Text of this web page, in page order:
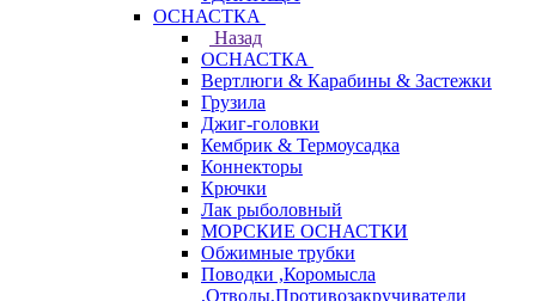
ОСНАСТКА
Назад
ОСНАСТКА
Вертлюги & Карабины & Застежки
Грузила
Джиг-головки
Кембрик & Термоусадка
Коннекторы
Крючки
Лак рыболовный
МОРСКИЕ ОСНАСТКИ
Обжимные трубки
Поводки ,Коромысла
,Отводы,Противозакручиватели